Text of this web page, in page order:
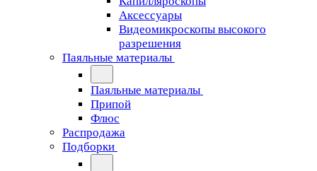
Аксессуары
Видеомикроскопы высокого
разрешения
Паяльные материалы
Паяльные материалы
Припой
Флюс
Распродажа
Подборки